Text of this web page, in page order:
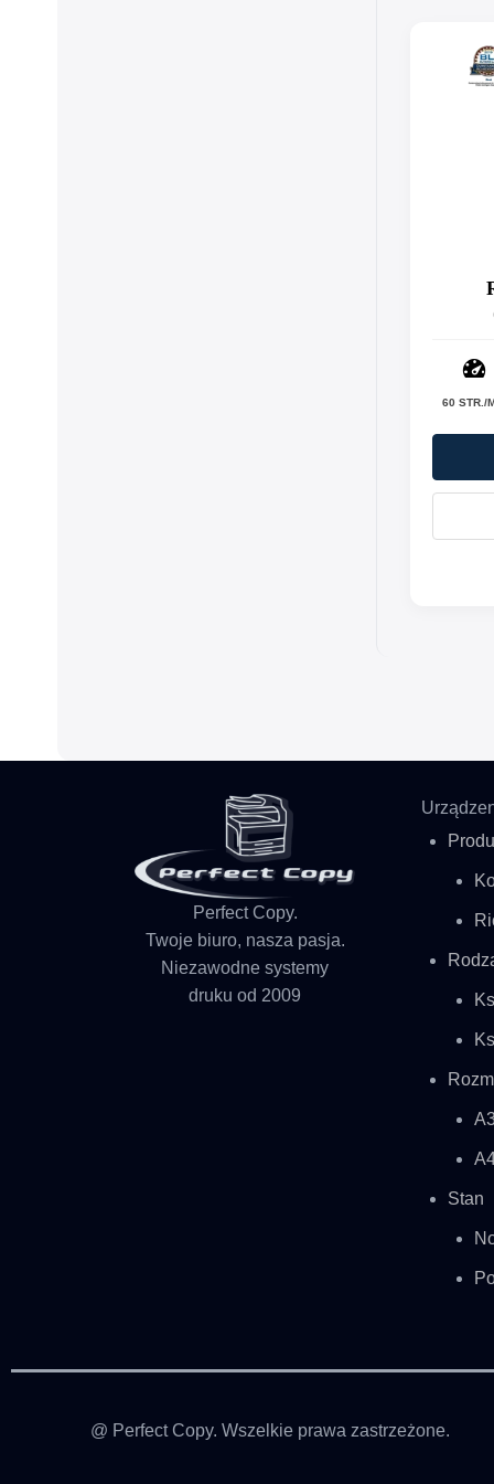
60 STR./
Perfect Copy.
Twoje biuro, nasza pasja.
Niezawodne systemy
druku od 2009
Stan
@ Perfect Copy. Wszelkie prawa zastrzeżone.